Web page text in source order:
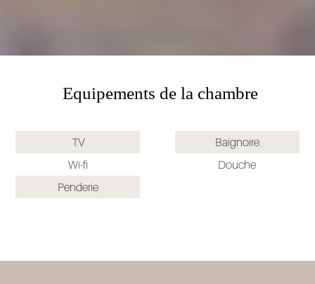
Equipements de la chambre
TV
Wi-fi
Penderie
Baignoire
Douche